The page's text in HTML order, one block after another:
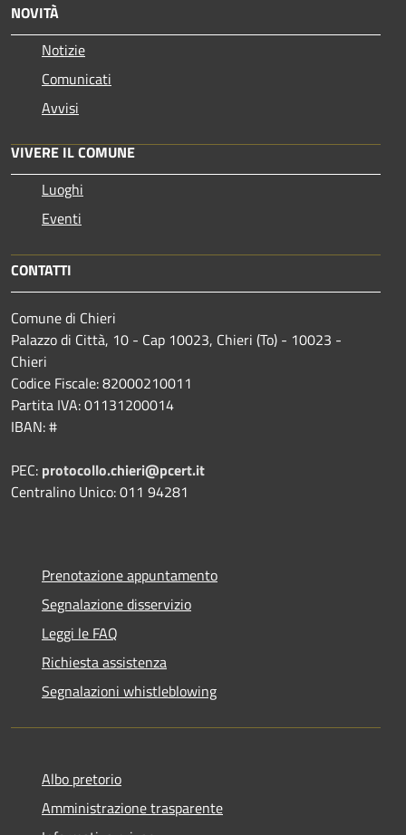
NOVITÀ
Notizie
Comunicati
Avvisi
VIVERE IL COMUNE
Luoghi
Eventi
CONTATTI
Comune di Chieri
Palazzo di Città, 10 - Cap 10023, Chieri (To) - 10023 -
Chieri
Codice Fiscale: 82000210011
Partita IVA: 01131200014
IBAN: #
PEC: protocollo.chieri@pcert.it
Centralino Unico: 011 94281
Prenotazione appuntamento
Segnalazione disservizio
Leggi le FAQ
Richiesta assistenza
Segnalazioni whistleblowing
Albo pretorio
Amministrazione trasparente